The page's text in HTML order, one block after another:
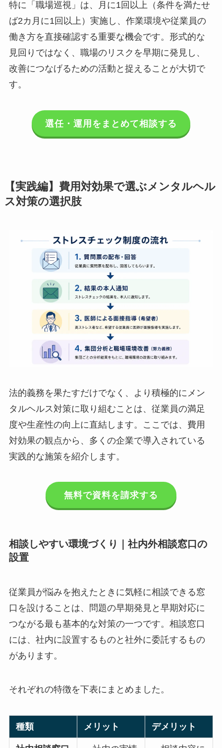
特に「職場巡視」は、月に1回以上（条件を満た
せば2カ月に1回以上）実施し、作業環境や従業
員の働き方を直接確認する重要な機会です。形式
的な見回りではなく、職場のリスクを早期に発見
し、改善につなげるための活動と捉えることが大
切です。
選任・運用をまとめて相談する
【実践編】費用対効果で選ぶメンタルヘ
ルス対策の選択肢
法的義務を果たすだけでなく、より積極的にメン
タルヘルス対策に取り組むことは、従業員の満足
度や生産性の向上に直結します。ここでは、費用
対効果の観点から、多くの企業で導入されている
実践的な施策を紹介します。
無料で資料を請求する
相談しやすい環境づくり｜社内外相談窓口
の設置
従業員が悩みを抱えたときに気軽に相談できる窓
口を設けることは、問題の早期発見と早期対応に
つながる最も基本的な対策の一つです。相談窓口
には、社内に設置するものと社外に委託するもの
があります。
それぞれの特徴を下表にまとめました。
種類 メリット デメリット
社内相談窓 ・社内の実 ・相談内容